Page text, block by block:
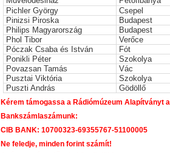
Pichler György
Csepel
Pinizsi Piroska
Budapest
Philips Magyarország
Budapest
Phol Tibor
Verőce
Póczak Csaba és István
Fót
Ponikli Péter
Szokolya
Povazsan Tamás
Vác
Pusztai Viktória
Szokolya
Puszti András
Gödöllő
Kérem támogassa a Rádiómúzeum Alapítványt
Bankszámlaszámunk:
CIB BANK: 10700323-69355767-51100005
Ne feledje, minden forint számít!